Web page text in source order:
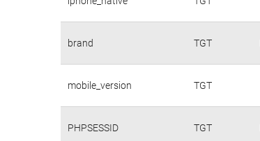
brand TGT
mobile_version TGT
PHPSESSID TGT